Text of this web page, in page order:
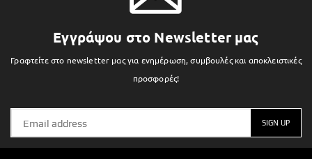
Εγγράψου στο Newsletter μας
Γραφτείτε στο newsletter μας για ενημέρωση, συμβουλές και αποκλειστικές
προσφορές!